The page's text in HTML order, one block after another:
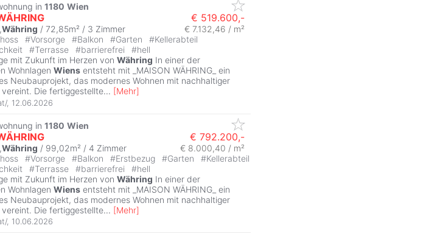
in 1180 Wien
€ 519.600,-
,Währing / 72,85m² / 3 Zimmer
€ 7.132,46 / m²
#Vorsorge #Balkon #Garten #Kellerabteil
#Terrasse #barrierefrei #hell
mit Zukunft im Herzen von Währing In einer der
Wohnlagen Wiens entsteht mit _MAISON WÄHRING_ ein
Neubauprojekt, das modernes Wohnen mit nachhaltiger
vereint. Die fertiggestellte... [Mehr]
, 12.06.2026
in 1180 Wien
€ 792.200,-
,Währing / 99,02m² / 4 Zimmer
€ 8.000,40 / m²
#Vorsorge #Balkon #Erstbezug #Garten #Kellerabteil
#Terrasse #barrierefrei #hell
mit Zukunft im Herzen von Währing In einer der
Wohnlagen Wiens entsteht mit _MAISON WÄHRING_ ein
Neubauprojekt, das modernes Wohnen mit nachhaltiger
vereint. Die fertiggestellte... [Mehr]
, 10.06.2026